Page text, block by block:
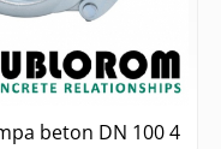
beton DN 100 4/1"